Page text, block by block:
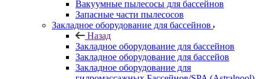
Вакуумные пылесосы для бассейнов
Запасные части пылесосов
Закладное оборудование для бассейнов
Назад
Закладное оборудование для бассейнов
Закладное оборудование для бассейов
Закладное оборудование для